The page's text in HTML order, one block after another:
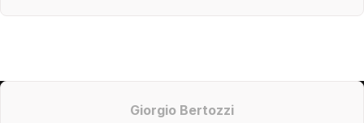
Giorgio Bertozzi